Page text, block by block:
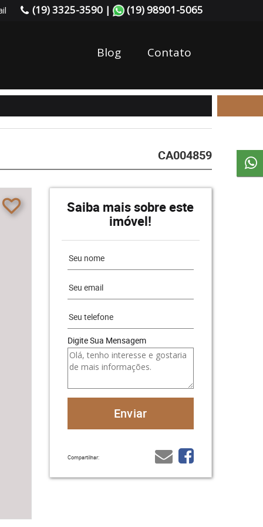
(19) 3325-3590 | (19) 98901-5065
Blog Contato
CA004859
Saiba mais sobre este
imóvel!
Digite Sua Mensagem
Compartilhar: